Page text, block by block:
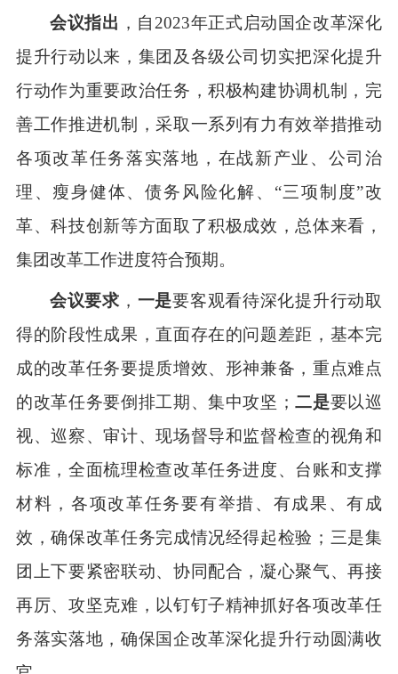
会议指出 ，自 2023年正式启动国企改革深化
提升行动以来，集团及各级公司切实把深化提升
行动作为重要政治任务，积极构建协调机制，完
善工作推进机制，采取一系列有力有效举措推动
各项改革任务落实落地，在战新产业、 公司治
理、 瘦身健体、债务风险化解、 “三项制度”改
革、科技创新等方面取了积极成效，总体来看，
集团改革工作进度符合预期。
会议要求 ， 一是要客观看待深化提升行动取
得的阶段性成果，直面存在的问题差距， 基本完
成的改革任务要提质增效、形神兼备，重点难点
的改革任务要倒排工期、集中攻坚； 二是要以巡
视、巡察、审计、现场督导和监督检查的视角和
标准， 全面梳理检查改革任务进度、台账和支撑
材料， 各项改革任务要有举措、有成果、有成
效，确保改革任务完成情况经得起检验 ； 三是集
团上下要紧密联动、协同配合，凝心聚气、再接
再厉、攻坚克难，以钉钉子精神抓好各项改革任
务落实落地，确保国企改革深化提升行动圆满收